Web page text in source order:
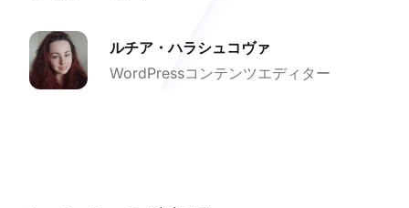
ルチア・ハラシュコヴァ
WordPressコンテンツエディター